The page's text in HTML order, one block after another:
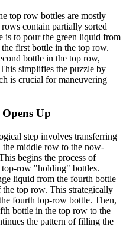
top row bottles are mostly
contain partially sorted
is to pour the green liquid from
first bottle in the top row.
bottle in the top row,
simplifies the puzzle by
is crucial for maneuvering
Up
step involves transferring
middle row to the now-
begins the process of
top-row "holding" bottles.
liquid from the fourth bottle
top row. This strategically
fourth top-row bottle. Then,
bottle in the top row to the
the pattern of filling the